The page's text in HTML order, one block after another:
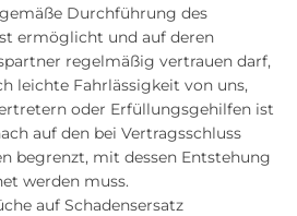
Durchführung des
ermöglicht und auf deren
regelmäßig vertrauen darf,
leichte Fahrlässigkeit von uns,
oder Erfüllungsgehilfen ist
auf den bei Vertragsschluss
begrenzt, mit dessen Entstehung
werden muss.
auf Schadensersatz